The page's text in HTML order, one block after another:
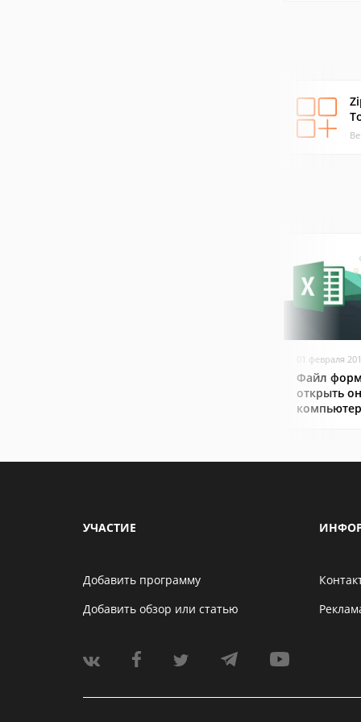
01 февраля
Файл
открыть
УЧАСТИЕ
Добавить программу
Добавить обзор или статью